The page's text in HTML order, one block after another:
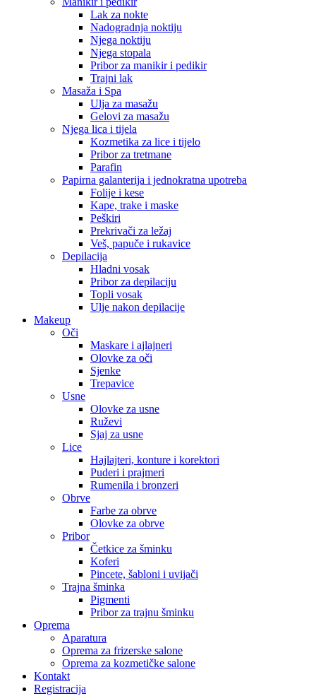
Lak za nokte
Nadogradnja noktiju
Njega noktiju
Njega stopala
Pribor za manikir i pedikir
Trajni lak
Masaža i Spa
Ulja za masažu
Gelovi za masažu
Njega lica i tijela
Kozmetika za lice i tijelo
Pribor za tretmane
Parafin
Papirna galanterija i jednokratna upotreba
Folije i kese
Kape, trake i maske
Peškiri
Prekrivači za ležaj
Veš, papuče i rukavice
Depilacija
Hladni vosak
Pribor za depilaciju
Topli vosak
Ulje nakon depilacije
Makeup
Oči
Maskare i ajlajneri
Olovke za oči
Sjenke
Trepavice
Usne
Olovke za usne
Ruževi
Sjaj za usne
Lice
Hajlajteri, konture i korektori
Puderi i prajmeri
Rumenila i bronzeri
Obrve
Farbe za obrve
Olovke za obrve
Pribor
Četkice za šminku
Koferi
Pincete, šabloni i uvijači
Trajna šminka
Pigmenti
Pribor za trajnu šminku
Oprema
Aparatura
Oprema za frizerske salone
Oprema za kozmetičke salone
Kontakt
Registracija